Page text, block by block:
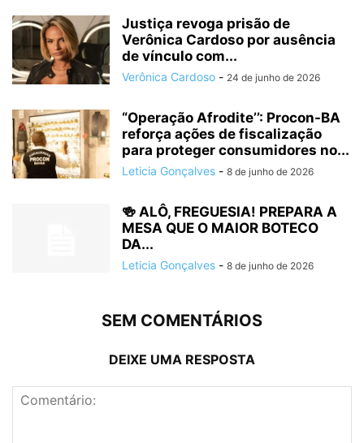
Justiça revoga prisão de
Verônica Cardoso por ausência
de vínculo com...
Verônica Cardoso - 24 de junho de 2026
“Operação Afrodite’’: Procon-BA
reforça ações de fiscalização
para proteger consumidores no...
Leticia Gonçalves - 8 de junho de 2026
🍻 ALÔ, FREGUESIA! PREPARA A
MESA QUE O MAIOR BOTECO
DA...
Leticia Gonçalves - 8 de junho de 2026
SEM COMENTÁRIOS
DEIXE UMA RESPOSTA